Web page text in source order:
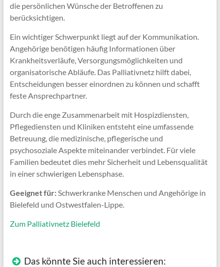
die persönlichen Wünsche der Betroffenen zu
berücksichtigen.
Ein wichtiger Schwerpunkt liegt auf der Kommunikation.
Angehörige benötigen häufig Informationen über
Krankheitsverläufe, Versorgungsmöglichkeiten und
organisatorische Abläufe. Das Palliativnetz hilft dabei,
Entscheidungen besser einordnen zu können und schafft
feste Ansprechpartner.
Durch die enge Zusammenarbeit mit Hospizdiensten,
Pflegediensten und Kliniken entsteht eine umfassende
Betreuung, die medizinische, pflegerische und
psychosoziale Aspekte miteinander verbindet. Für viele
Familien bedeutet dies mehr Sicherheit und Lebensqualität
in einer schwierigen Lebensphase.
Geeignet für:Schwerkranke Menschen und Angehörige in
Bielefeld und Ostwestfalen-Lippe.
Zum Palliativnetz Bielefeld
Das könnte Sie auch interessieren: